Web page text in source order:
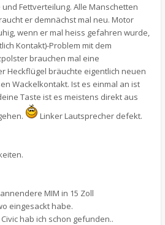
Fettverteilung. Alle Manschetten
er demnächst mal neu. Motor
wenn er mal heiss gefahren wurde,
Kontakt)-Problem mit dem
brauchen mal eine
Heckflügel bräuchte eigentlich neuen
Wackelkontakt. Ist es einmal an ist
Taste ist es meistens direkt aus
Linker Lautsprecher defekt.
MIM in 15 Zoll
eingesackt habe.
hab ich schon gefunden..